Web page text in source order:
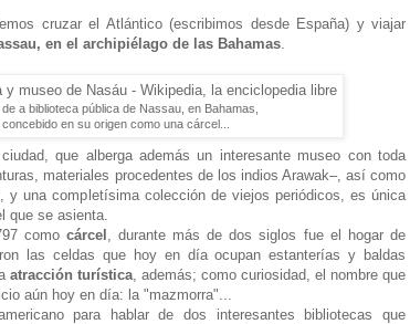
cruzar el Atlántico (escribimos desde España) y viajar
en el archipiélago de las Bahamas.
de a biblioteca pública de Nassau, en Bahamas,
en su origen como una cárcel...
que alberga además un interesante museo con toda
materiales procedentes de los indios Arawak‒, así como
y una completísima colección de viejos periódicos, es única
que se asienta.
como cárcel , durante más de dos siglos fue el hogar de
las celdas que hoy en día ocupan estanterías y baldas
atracción turística , además; como curiosidad, el nombre que
aún hoy en día: la "mazmorra"...
para hablar de dos interesantes bibliotecas que